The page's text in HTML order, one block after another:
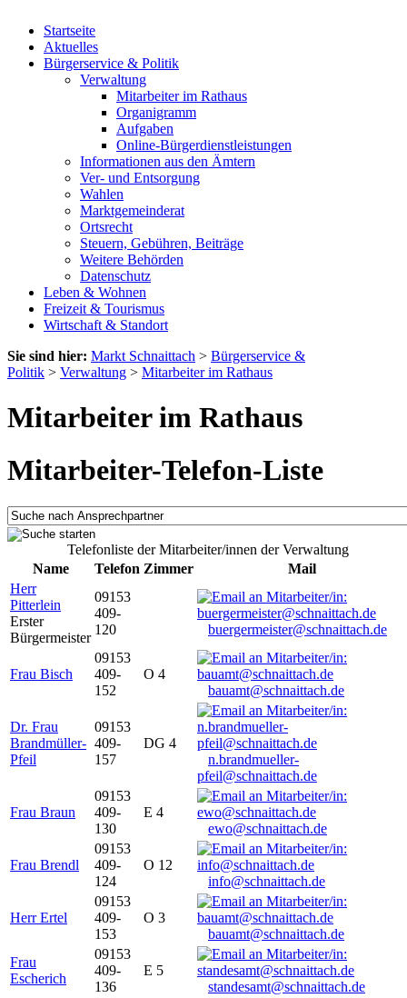
Startseite
Aktuelles
Bürgerservice & Politik
Verwaltung
Mitarbeiter im Rathaus
Organigramm
Aufgaben
Online-Bürgerdienstleistungen
Informationen aus den Ämtern
Ver- und Entsorgung
Wahlen
Marktgemeinderat
Ortsrecht
Steuern, Gebühren, Beiträge
Weitere Behörden
Datenschutz
Leben & Wohnen
Freizeit & Tourismus
Wirtschaft & Standort
Sie sind hier: Markt Schnaittach > Bürgerservice &
Politik > Verwaltung > Mitarbeiter im Rathaus
Mitarbeiter im Rathaus
Mitarbeiter-Telefon-Liste
Telefonliste der Mitarbeiter/innen der Verwaltung
Name
Telefon Zimmer
Mail
Herr
Pitterlein
Erster
Bürgermeister
09153
409-
120
buergermeister@schnaittach.de
Frau Bisch
09153
409-
152
O 4
bauamt@schnaittach.de
Dr. Frau
Brandmüller-
Pfeil
09153
409-
157
DG 4
n.brandmueller-
pfeil@schnaittach.de
Frau Braun
09153
409-
130
E 4
ewo@schnaittach.de
Frau Brendl
09153
409-
124
O 12
info@schnaittach.de
Herr Ertel
09153
409-
153
O 3
bauamt@schnaittach.de
Frau
Escherich
09153
409-
136
E 5
standesamt@schnaittach.de